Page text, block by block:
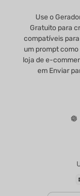
Use o
Gratuito para
compatíveis
um prompt
loja de e-
em Enviar